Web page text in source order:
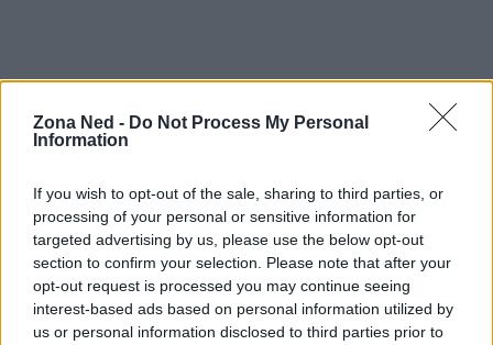
Zona Ned - Do Not Process My Personal
Information
If you wish to opt-out of the sale, sharing to third parties, or
processing of your personal or sensitive information for
targeted advertising by us, please use the below opt-out
section to confirm your selection. Please note that after your
opt-out request is processed you may continue seeing
interest-based ads based on personal information utilized by
us or personal information disclosed to third parties prior to
Continua a leggere
SHOPPING NERD